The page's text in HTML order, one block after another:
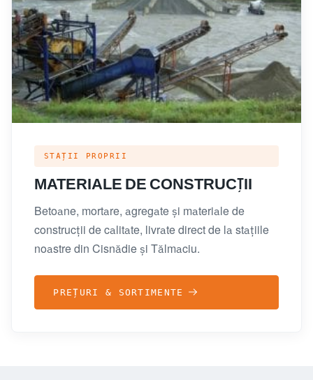
STAȚII PROPRII
MATERIALE DE CONSTRUCȚII
Betoane, mortare, agregate și materiale de
construcții de calitate, livrate direct de la stațiile
noastre din Cisnădie și Tălmaciu.
PREȚURI & SORTIMENTE